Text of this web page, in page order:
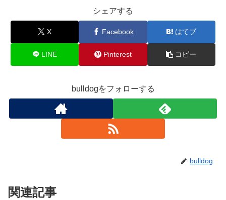
シェアする
X Facebook はてブ
LINE Pinterest コピー
bulldogをフォローする
bulldog
関連記事